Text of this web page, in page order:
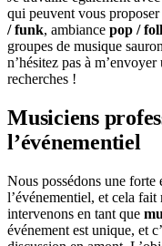
qui peuvent vous
/ funk, ambiance pop /
groupes de musique
n’hésitez pas à
recherches !
Musiciens
l’événementiel
Nous possédons une forte
l’événementiel, et cela
intervenons en tant que
événement est unique, et